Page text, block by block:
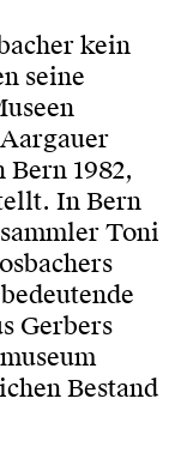
kein
seine
Bern 1982,
In Bern
Toni
Gerbers
Bestand